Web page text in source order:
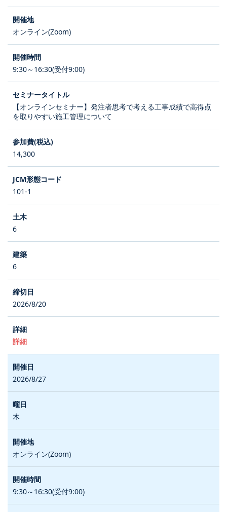
オンライン(Zoom)
9:30～16:30(受付9:00)
【オンラインセミナー】発注者思考で考える工事成績で高得点
を取りやすい施工管理について
14,300
101-1
6
6
2026/8/20
詳細
2026/8/27
木
オンライン(Zoom)
9:30～16:30(受付9:00)